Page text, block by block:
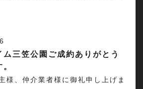
ム三笠公園ご成約ありがとう
様、仲介業者様に御礼申し上げま